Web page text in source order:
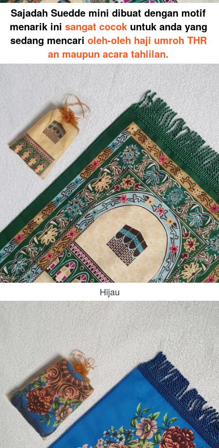
Sajadah Suedde mini dibuat dengan motif
menarik ini sangat cocok untuk anda yang
sedang mencari oleh-oleh haji umroh THR
an maupun acara tahlilan.
Hijau